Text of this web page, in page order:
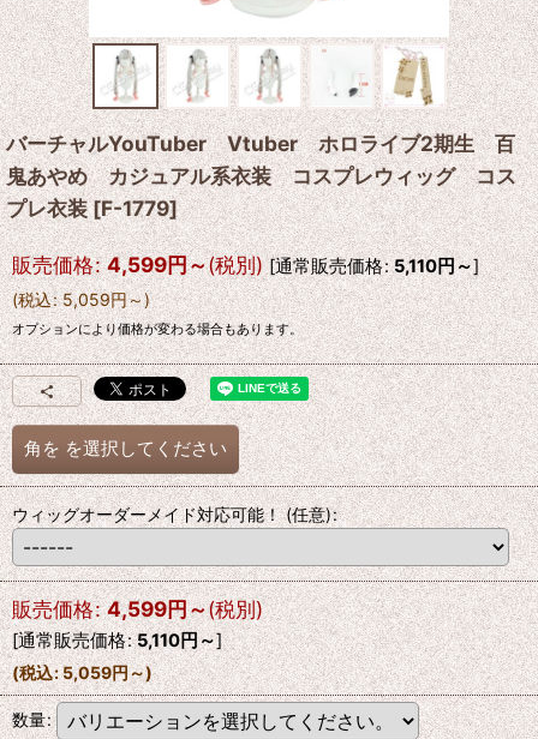
バーチャルYouTuber Vtuber ホロライブ2期生 百
鬼あやめ カジュアル系衣装 コスプレウィッグ コス
プレ衣装[F-1779]
販売価格: 4,599円～(税別) [通常販売価格: 5,110円～]
(税込: 5,059円～)
オプションにより価格が変わる場合もあります。
角を を選択してください
ウィッグオーダーメイド対応可能！(任意):
販売価格: 4,599円～(税別)
[通常販売価格: 5,110円～]
(税込:5,059円～)
数量: